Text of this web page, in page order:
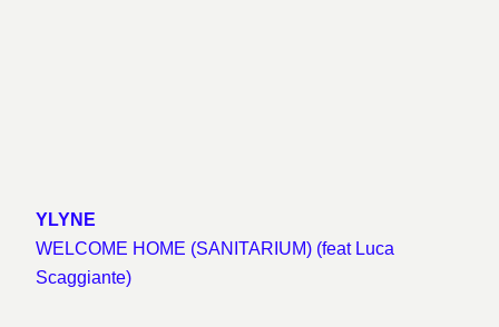
YLYNE
WELCOME HOME (SANITARIUM) (feat Luca
Scaggiante)